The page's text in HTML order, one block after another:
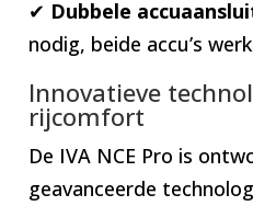
✔ Dubbele
nodig, beide accu’s
Innovatieve
rijcomfort
De IVA NCE Pro is
geavanceerde